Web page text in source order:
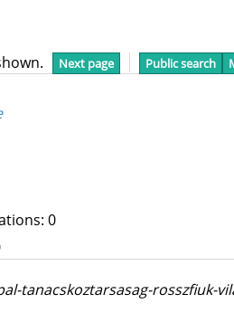
Next page Public search
0
tanacskoztarsasag-